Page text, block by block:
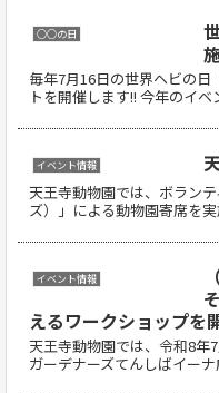
○○の日
毎年7月16日の世界ヘビの
トを開催します!! 今年のイベ
イベント情報
天王寺動物園では、ボラン
ズ）」による動物園寄席を
イベント情報
えるワークショップを
天王寺動物園では、令和8年
ガーデナーズてんしばイー